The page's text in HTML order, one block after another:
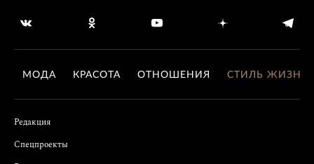
МОДА КРАСОТА ОТНОШЕНИЯ СТИЛЬ ЖИЗНИ
Редакция
Спецпроекты